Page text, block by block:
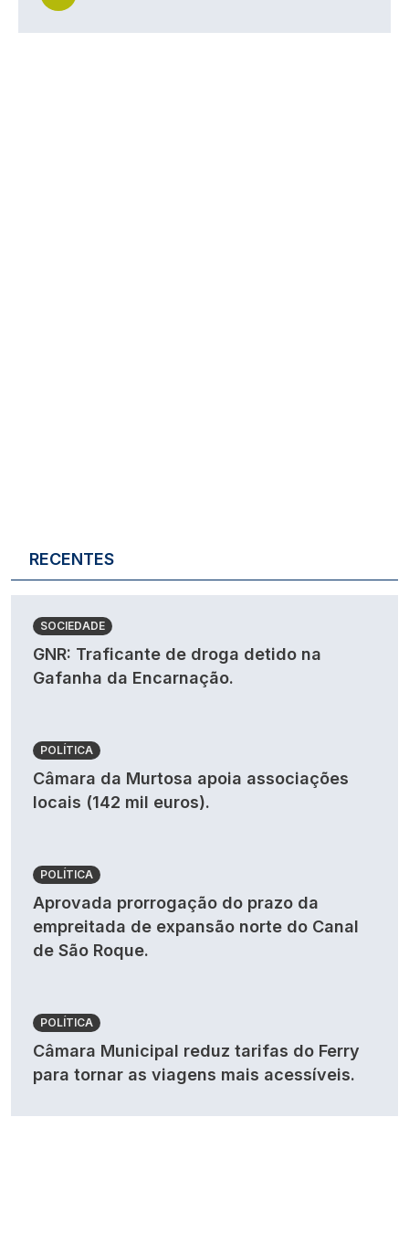
RECENTES
SOCIEDADE
GNR: Traficante de droga detido na
Gafanha da Encarnação.
POLÍTICA
Câmara da Murtosa apoia associações
locais (142 mil euros).
POLÍTICA
Aprovada prorrogação do prazo da
empreitada de expansão norte do Canal
de São Roque.
POLÍTICA
Câmara Municipal reduz tarifas do Ferry
para tornar as viagens mais acessíveis.